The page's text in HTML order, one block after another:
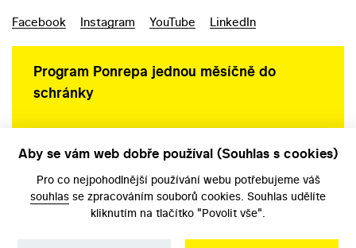
Facebook Instagram YouTube LinkedIn
Program Ponrepa jednou měsíčně do
schránky
Aby se vám web dobře používal (Souhlas s cookies)
Pro co nejpohodlnější používání webu potřebujeme váš
souhlas se zpracováním souborů cookies. Souhlas udělíte
kliknutím na tlačítko "Povolit vše".